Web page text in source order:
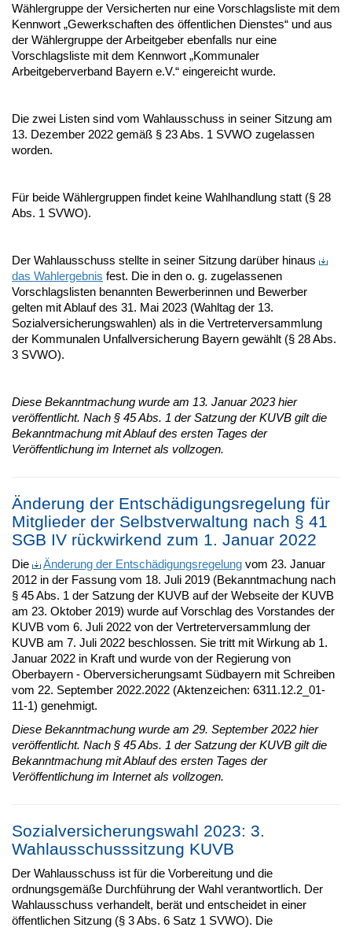
Wählergruppe der Versicherten nur eine Vorschlagsliste mit dem
Kennwort „Gewerkschaften des öffentlichen Dienstes“ und aus
der Wählergruppe der Arbeitgeber ebenfalls nur eine
Vorschlagsliste mit dem Kennwort „Kommunaler
Arbeitgeberverband Bayern e.V.“ eingereicht wurde.
Die zwei Listen sind vom Wahlausschuss in seiner Sitzung am
13. Dezember 2022 gemäß § 23 Abs. 1 SVWO zugelassen
worden.
Für beide Wählergruppen findet keine Wahlhandlung statt (§ 28
Abs. 1 SVWO).
Der Wahlausschuss stellte in seiner Sitzung darüber hinaus
das Wahlergebnis fest. Die in den o. g. zugelassenen
Vorschlagslisten benannten Bewerberinnen und Bewerber
gelten mit Ablauf des 31. Mai 2023 (Wahltag der 13.
Sozialversicherungswahlen) als in die Vertreterversammlung
der Kommunalen Unfallversicherung Bayern gewählt (§ 28 Abs.
3 SVWO).
Diese Bekanntmachung wurde am 13. Januar 2023 hier
veröffentlicht. Nach § 45 Abs. 1 der Satzung der KUVB gilt die
Bekanntmachung mit Ablauf des ersten Tages der
Veröffentlichung im Internet als vollzogen.
Änderung der Entschädigungsregelung für
Mitglieder der Selbstverwaltung nach § 41
SGB IV rückwirkend zum 1. Januar 2022
Die Änderung der Entschädigungsregelung vom 23. Januar
2012 in der Fassung vom 18. Juli 2019 (Bekanntmachung nach
§ 45 Abs. 1 der Satzung der KUVB auf der Webseite der KUVB
am 23. Oktober 2019) wurde auf Vorschlag des Vorstandes der
KUVB vom 6. Juli 2022 von der Vertreterversammlung der
KUVB am 7. Juli 2022 beschlossen. Sie tritt mit Wirkung ab 1.
Januar 2022 in Kraft und wurde von der Regierung von
Oberbayern - Oberversicherungsamt Südbayern mit Schreiben
vom 22. September 2022.2022 (Aktenzeichen: 6311.12.2_01-
11-1) genehmigt.
Diese Bekanntmachung wurde am 29. September 2022 hier
veröffentlicht. Nach § 45 Abs. 1 der Satzung der KUVB gilt die
Bekanntmachung mit Ablauf des ersten Tages der
Veröffentlichung im Internet als vollzogen.
Sozialversicherungswahl 2023: 3.
Wahlausschusssitzung KUVB
Der Wahlausschuss ist für die Vorbereitung und die
ordnungsgemäße Durchführung der Wahl verantwortlich. Der
Wahlausschuss verhandelt, berät und entscheidet in einer
öffentlichen Sitzung (§ 3 Abs. 6 Satz 1 SVWO). Die